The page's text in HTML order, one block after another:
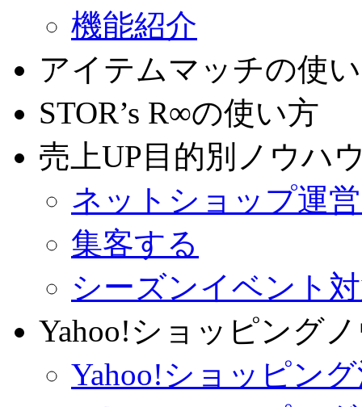
機能紹介
アイテムマッチの使
STOR’s R∞の使い方
売上UP目的別ノウハ
ネットショップ運
集客する
シーズンイベント
Yahoo!ショッピング
Yahoo!ショッピン